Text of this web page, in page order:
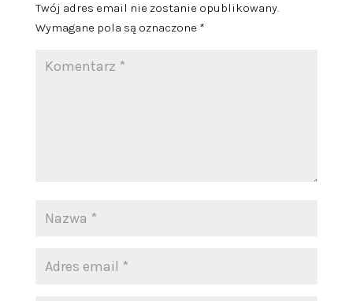
Twój adres email nie zostanie opublikowany.
Wymagane pola są oznaczone *